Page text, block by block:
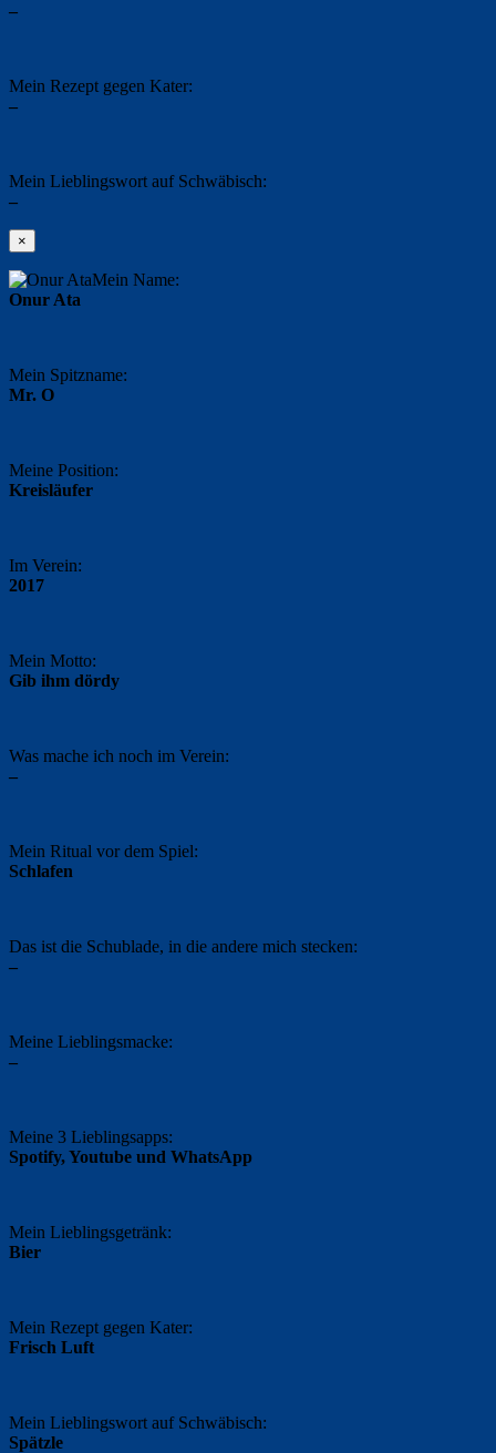
–
Mein Rezept gegen Kater:
–
Mein Lieblingswort auf Schwäbisch:
–
×
Mein Name:
Onur Ata
Mein Spitzname:
Mr. O
Meine Position:
Kreisläufer
Im Verein:
2017
Mein Motto:
Gib ihm dördy
Was mache ich noch im Verein:
–
Mein Ritual vor dem Spiel:
Schlafen
Das ist die Schublade, in die andere mich stecken:
–
Meine Lieblingsmacke:
–
Meine 3 Lieblingsapps:
Spotify, Youtube und WhatsApp
Mein Lieblingsgetränk:
Bier
Mein Rezept gegen Kater:
Frisch Luft
Mein Lieblingswort auf Schwäbisch:
Spätzle